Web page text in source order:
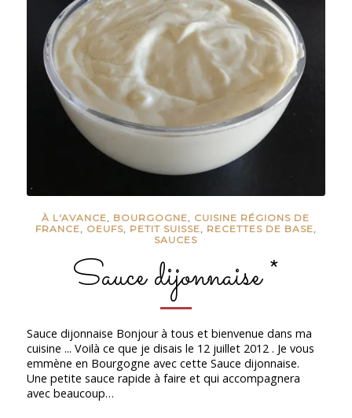
À L'AVANCE, BOURGOGNE, CUISINE RÉGIONS DE
FRANCE, OEUFS, PETIT SUISSE, RECETTES DE BASE,
SAUCES
Sauce dijonnaise *
Sauce dijonnaise Bonjour à tous et bienvenue dans ma
cuisine ... Voilà ce que je disais le 12 juillet 2012 . Je vous
emmène en Bourgogne avec cette Sauce dijonnaise.
Une petite sauce rapide à faire et qui accompagnera
avec beaucoup…